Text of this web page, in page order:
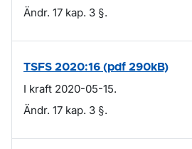
Ändr. 17 kap. 3 §.
TSFS 2020:16 (pdf 290kB)
I kraft 2020-05-15.
Ändr. 17 kap. 3 §.